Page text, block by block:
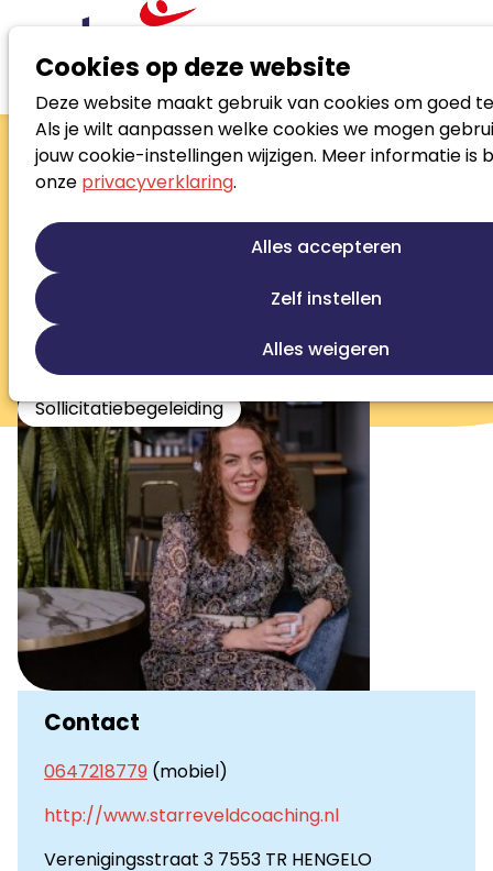
Cookies op deze website
Deze website maakt gebruik van cookies om goed
Als je wilt aanpassen welke cookies we mogen
jouw cookie-instellingen wijzigen. Meer informatie is
onze privacyverklaring.
Alles accepteren
Zelf instellen
Alles weigeren
Zoek loopbaanspecialist
Corinne
Starreveld
Loopbaanontwikkeling
Re-integratie tweede spoor
Stress en burnout begeleiding
Studiekeuze begeleiding
Beroepskeuze begeleiding
Sollicitatiebegeleiding
Contact
0647218779 (mobiel)
http://www.starreveldcoaching.nl
Verenigingsstraat 3 7553 TR HENGELO